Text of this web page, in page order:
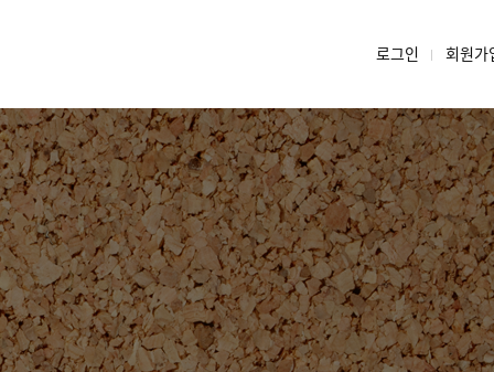
로그인 회원가